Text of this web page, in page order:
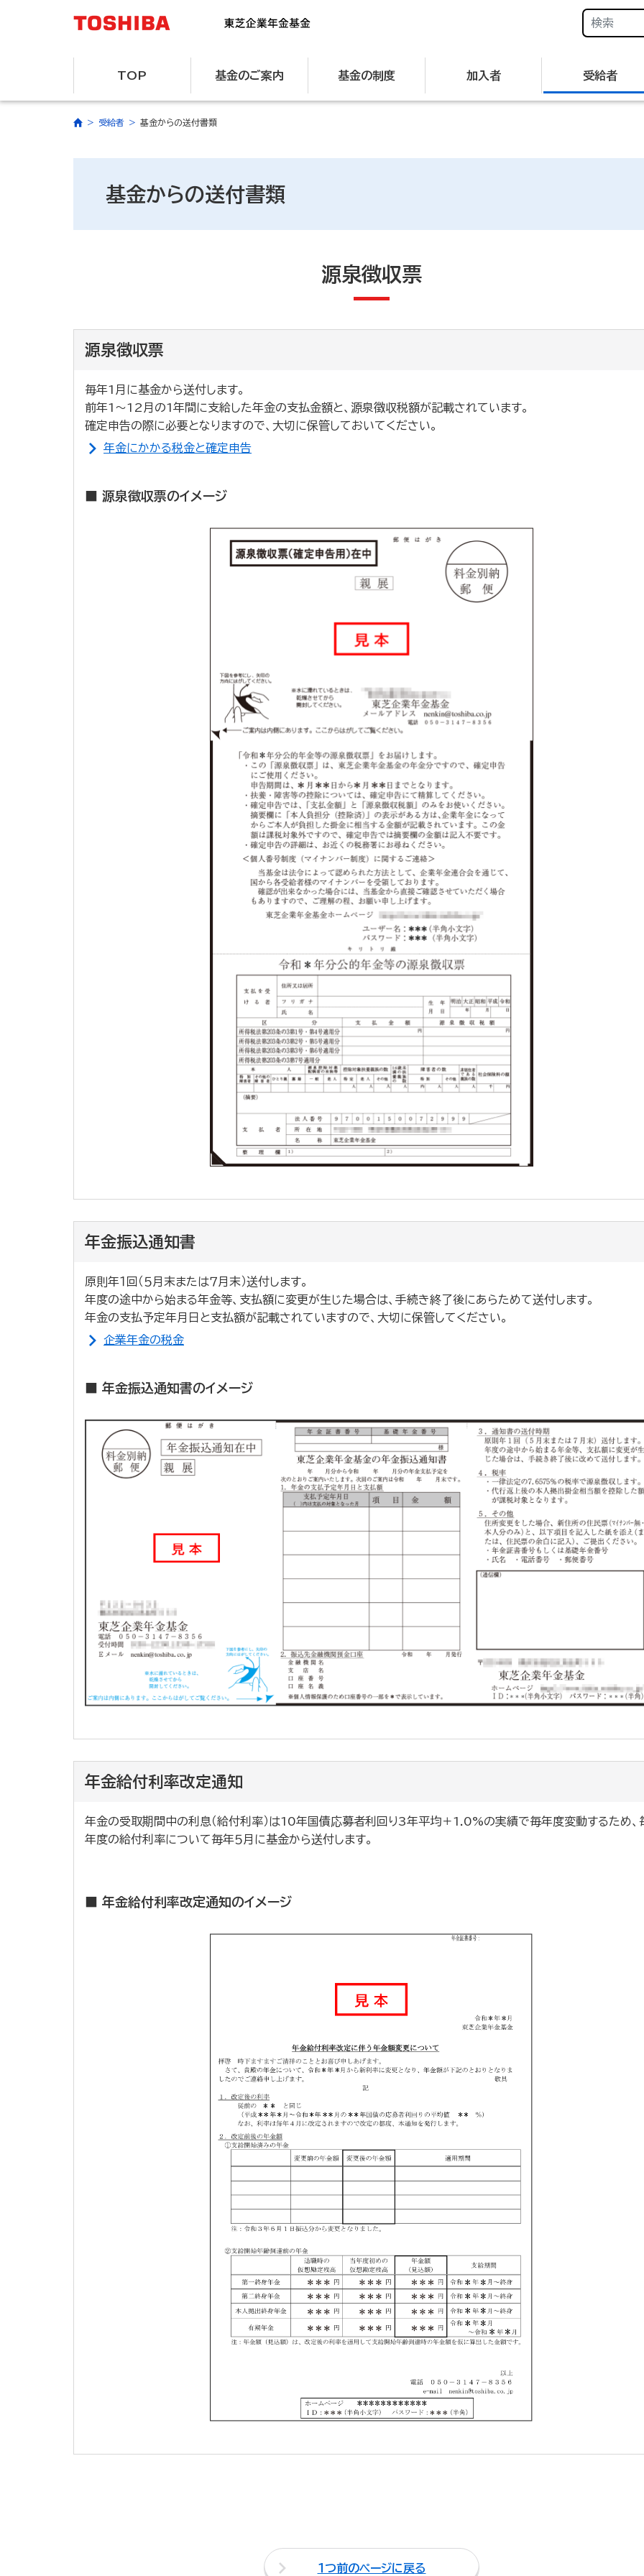
TOP 基金のご案内 基金の制度 加入者 受給者
受給者 基金からの送付書類
基金からの送付書類
源泉徴収票
源泉徴収票
毎年1月に基金から送付します。
前年1〜12月の1年間に支給した年金の支払金額と、源泉徴収税額が記載されています。
確定申告の際に必要となりますので、大切に保管しておいてください。
年金にかかる税金と確定申告
■ 源泉徴収票のイメージ
年金振込通知書
原則年１回（５月末または７月末）送付します。
年度の途中から始まる年金等、支払額に変更が生じた場合は、手続き終了後にあらためて送付します。
年金の支払予定年月日と支払額が記載されていますので、大切に保管してください。
企業年金の税金
■ 年金振込通知書のイメージ
年金給付利率改定通知
年金の受取期間中の利息（給付利率）は10年国債応募者利回り3年平均＋1.0%の実績で毎年度変動するため、
年度の給付利率について毎年５月に基金から送付します。
■ 年金給付利率改定通知のイメージ
１つ前のページに戻る